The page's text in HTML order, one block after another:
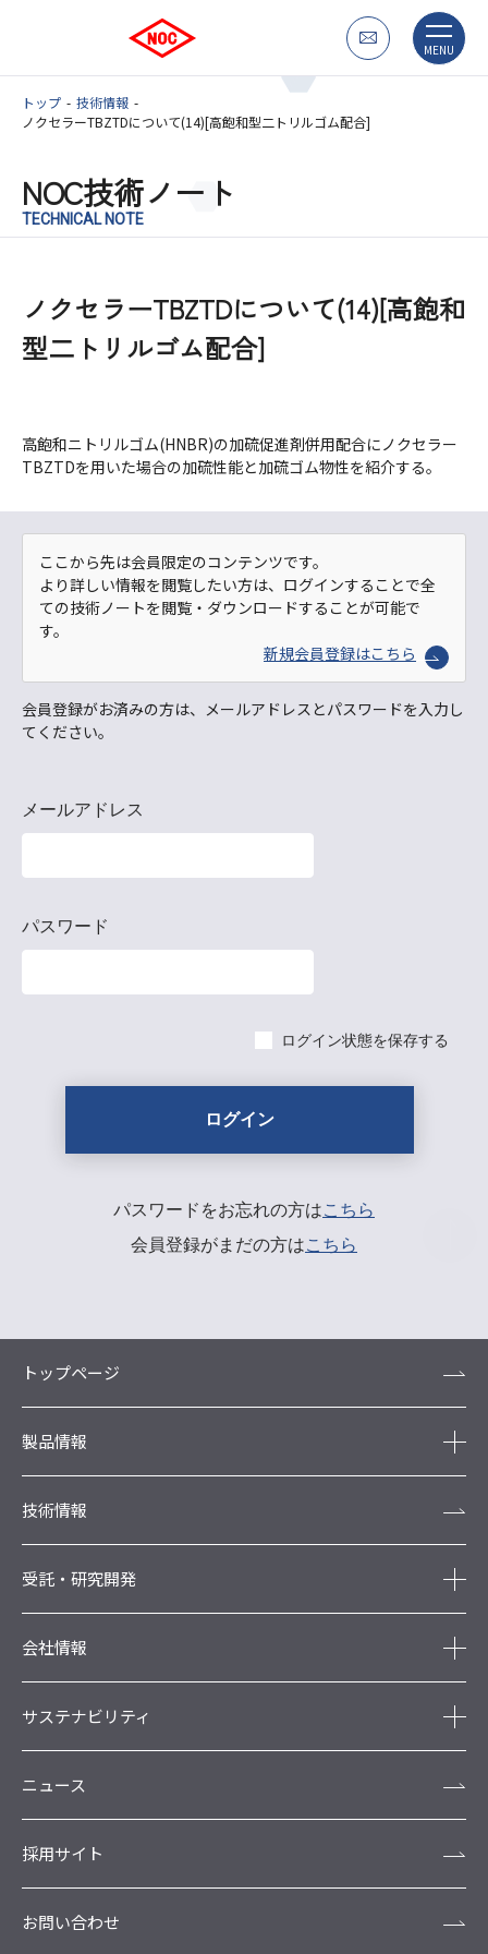
MENU
トップ
技術情報
ノクセラーTBZTDについて(14)[高飽和型二トリルゴム配合]
NOC技術ノート
TECHNICAL NOTE
ノクセラーTBZTDについて(14)[高飽和
型二トリルゴム配合]
高飽和ニトリルゴム(HNBR)の加硫促進剤併用配合にノクセラー
TBZTDを用いた場合の加硫性能と加硫ゴム物性を紹介する。
ここから先は会員限定のコンテンツです。
より詳しい情報を閲覧したい方は、ログインすることで全
ての技術ノートを閲覧・ダウンロードすることが可能で
す。
新規会員登録はこちら
会員登録がお済みの方は、メールアドレスとパスワードを入力し
てください。
メールアドレス
パスワード
ログイン状態を保存する
パスワードをお忘れの方はこちら
会員登録がまだの方はこちら
トップページ
製品情報
技術情報
受託・研究開発
会社情報
サステナビリティ
ニュース
採用サイト
お問い合わせ